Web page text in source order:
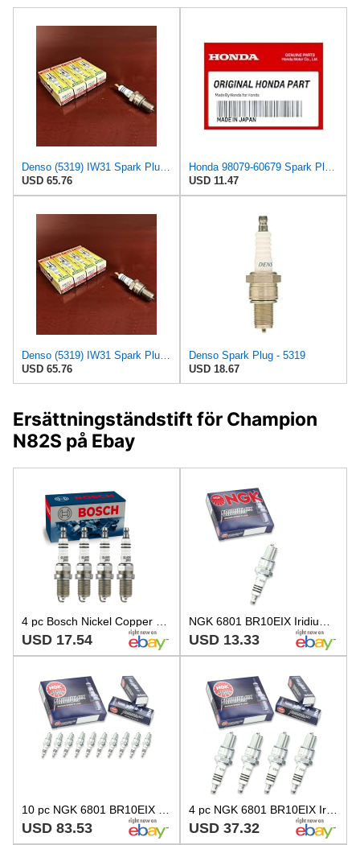
Denso (5319) IW31 Spark Plugs, Pack of 4
USD 65.76
Honda 98079-60679 Spark Plug (Br10Eg)
USD 11.47
Denso (5319) IW31 Spark Plugs, Pack of 4
USD 65.76
Denso Spark Plug - 5319
USD 18.67
Ersättningständstift för Champion
N82S på Ebay
USD 17.54 USD 13.33
USD 83.53 USD 37.32